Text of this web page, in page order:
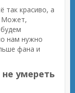
так красиво, а
Может,
нам нужно
фана и
умереть